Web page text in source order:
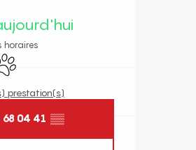
horaires
acceptés
prestation(s)
68 04 41 ▒▒